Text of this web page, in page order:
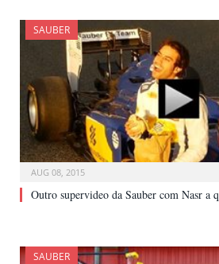
SAUBER
AUG 08, 2015
Outro supervideo da Sauber com Nasr a
SAUBER